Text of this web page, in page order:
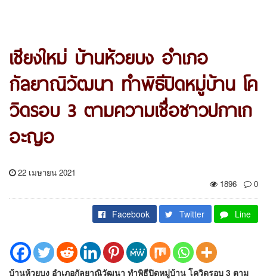
เชียงใหม่ บ้านห้วยบง อำเภอ
กัลยาณิวัฒนา ทำพิธีปิดหมู่บ้าน โค
วิดรอบ 3 ตามความเชื่อชาวปกาเก
อะญอ
22 เมษายน 2021
1896
0
Facebook Twitter Line
บ้านห้วยบง อำเภอกัลยาณิวัฒนา ทำพิธีปิดหมู่บ้าน โควิดรอบ 3 ตาม